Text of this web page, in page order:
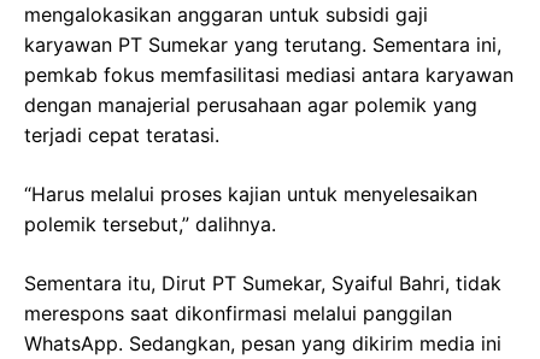
mengalokasikan anggaran untuk subsidi gaji
karyawan PT Sumekar yang terutang. Sementara ini,
pemkab fokus memfasilitasi mediasi antara karyawan
dengan manajerial perusahaan agar polemik yang
terjadi cepat teratasi.
“Harus melalui proses kajian untuk menyelesaikan
polemik tersebut,” dalihnya.
Sementara itu, Dirut PT Sumekar, Syaiful Bahri, tidak
merespons saat dikonfirmasi melalui panggilan
WhatsApp. Sedangkan, pesan yang dikirim media ini